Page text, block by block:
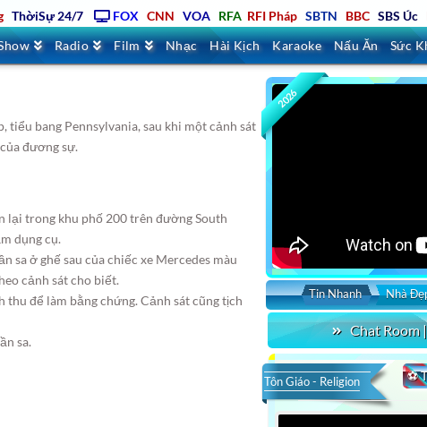
ThờiSự 24/7 FOX CNN VOA RFA RFI Pháp SBTN BBC SBS Úc
Radio Film Nhạc Hài Kịch Karaoke Nấu Ăn Sức
tiểu bang Pennsylvania, sau khi một cảnh sát
đương sự.
lại trong khu phố 200 trên đường South
dụng cụ.
sa ở ghế sau của chiếc xe Mercedes màu
cảnh sát cho biết.
thu để làm bằng chứng. Cảnh sát cũng tịch
sa.
2026
Tin Nhanh Nhà
Chat Room
⚽
Tôn Giáo - Religion